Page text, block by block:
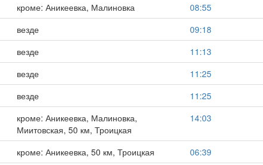
кроме: Аникеевка, Малиновка
08:55
везде
09:18
везде
11:13
везде
11:25
везде
11:25
кроме: Аникеевка, Малиновка,
Миитовская, 50 км, Троицкая
14:03
кроме: Аникеевка, 50 км, Троицкая
06:39